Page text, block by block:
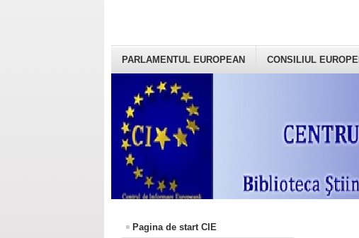
PARLAMENTUL EUROPEAN CONSILIUL EUROPEI
Pagina de start CIE